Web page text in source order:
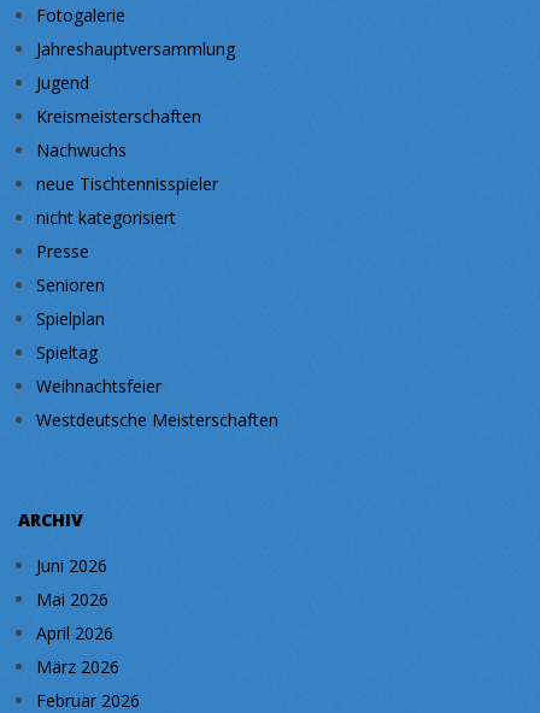
Fotogalerie
Jahreshauptversammlung
Jugend
Kreismeisterschaften
Nachwuchs
neue Tischtennisspieler
nicht kategorisiert
Presse
Senioren
Spielplan
Spieltag
Weihnachtsfeier
Westdeutsche Meisterschaften
ARCHIV
Juni 2026
Mai 2026
April 2026
März 2026
Februar 2026